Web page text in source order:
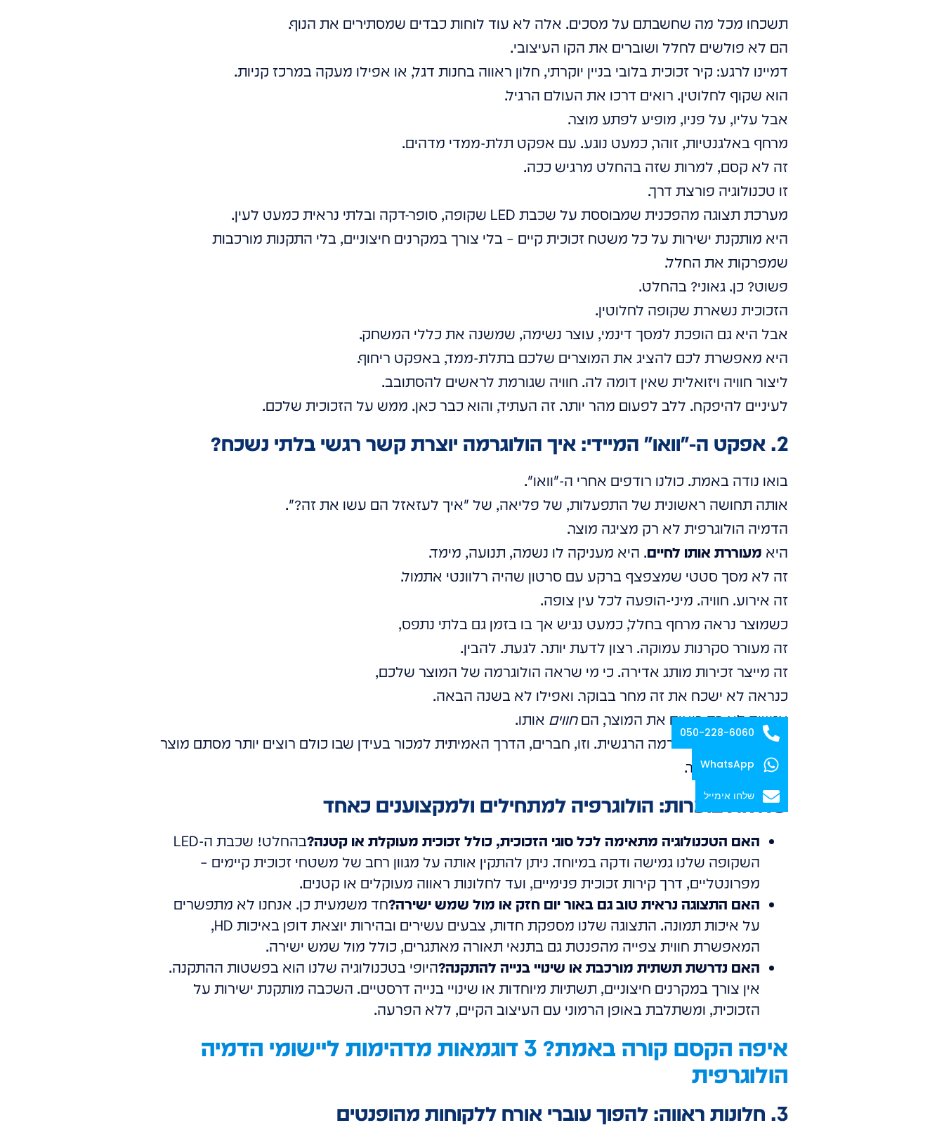
תשכחו מכל מה שחשבתם על מסכים. אלה לא עוד לוחות כבדים שמסתירים את הנוף.
הם לא פולשים לחלל ושוברים את הקו העיצובי.
דמיינו לרגע: קיר זכוכית בלובי בניין יוקרתי, חלון ראווה בחנות דגל, או אפילו מעקה במרכז קניות.
הוא שקוף לחלוטין. רואים דרכו את העולם הרגיל.
אבל עליו, על פניו, מופיע לפתע מוצר.
מרחף באלגנטיות, זוהר, כמעט נוגע. עם אפקט תלת-ממדי מדהים.
זה לא קסם, למרות שזה בהחלט מרגיש ככה.
זו טכנולוגיה פורצת דרך.
מערכת תצוגה מהפכנית שמבוססת על שכבת LED שקופה, סופר-דקה ובלתי נראית כמעט לעין.
היא מותקנת ישירות על כל משטח זכוכית קיים – בלי צורך במקרנים חיצוניים, בלי התקנות מורכבות
שמפרקות את החלל.
פשוט? כן. גאוני? בהחלט.
הזכוכית נשארת שקופה לחלוטין.
אבל היא גם הופכת למסך דינמי, עוצר נשימה, שמשנה את כללי המשחק.
היא מאפשרת לכם להציג את המוצרים שלכם בתלת-ממד, באפקט ריחוף.
ליצור חוויה ויזואלית שאין דומה לה. חוויה שגורמת לראשים להסתובב.
לעיניים להיפקח. ללב לפעום מהר יותר. זה העתיד, והוא כבר כאן. ממש על הזכוכית שלכם.
2. אפקט ה-"וואו" המיידי: איך הולוגרמה יוצרת קשר רגשי בלתי נשכח?
בואו נודה באמת. כולנו רודפים אחרי ה-"וואו".
אותה תחושה ראשונית של התפעלות, של פליאה, של "איך לעזאזל הם עשו את זה?".
הדמיה הולוגרפית לא רק מציגה מוצר.
היא מעוררת אותו לחיים. היא מעניקה לו נשמה, תנועה, מימד.
זה לא מסך סטטי שמצפצף ברקע עם סרטון שהיה רלוונטי אתמול.
זה אירוע. חוויה. מיני-הופעה לכל עין צופה.
כשמוצר נראה מרחף בחלל, כמעט נגיש אך בו בזמן גם בלתי נתפס,
זה מעורר סקרנות עמוקה. רצון לדעת יותר. לגעת. להבין.
זה מייצר זכירות מותג אדירה. כי מי שראה הולוגרמה של המוצר שלכם,
כנראה לא ישכח את זה מחר בבוקר. ואפילו לא בשנה הבאה.
אנשים לא רק רואים את המוצר, הםחווים אותו.
הם מחוברים אליו ברמה הרגשית. וזו, חברים, הדרך האמיתית למכור בעידן שבו כולם רוצים יותר מסתם מוצר
– הם רוצים סיפור.
שאלות בוערות: הולוגרפיה למתחילים ולמקצוענים כאחד
האם הטכנולוגיה מתאימה לכל סוגי הזכוכית, כולל זכוכית מעוקלת או קטנה?
בהחלט! שכבת ה-LED
השקופה שלנו גמישה ודקה במיוחד. ניתן להתקין אותה על מגוון רחב של משטחי זכוכית קיימים –
מפרונטליים, דרך קירות זכוכית פנימיים, ועד לחלונות ראווה מעוקלים או קטנים.
האם התצוגה נראית טוב גם באור יום חזק או מול שמש ישירה?חד משמעית כן. אנחנו לא מתפשרים
על איכות תמונה. התצוגה שלנו מספקת חדות, צבעים עשירים ובהירות יוצאת דופן באיכות HD,
המאפשרת חווית צפייה מהפנטת גם בתנאי תאורה מאתגרים, כולל מול שמש ישירה.
האם נדרשת תשתית מורכבת או שינויי בנייה להתקנה?היופי בטכנולוגיה שלנו הוא בפשטות ההתקנה.
אין צורך במקרנים חיצוניים, תשתיות מיוחדות או שינויי בנייה דרסטיים. השכבה מותקנת ישירות על
הזכוכית, ומשתלבת באופן הרמוני עם העיצוב הקיים, ללא הפרעה.
איפה הקסם קורה באמת? 3 דוגמאות מדהימות ליישומי הדמיה
הולוגרפית
3. חלונות ראווה: להפוך עוברי אורח ללקוחות מהופנטים
050-228-6060
WhatsApp
שלחו אימייל